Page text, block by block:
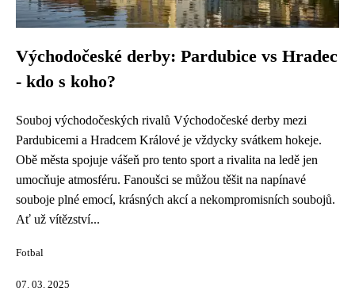
Východočeské derby: Pardubice vs Hradec
- kdo s koho?
Souboj východočeských rivalů Východočeské derby mezi
Pardubicemi a Hradcem Králové je vždycky svátkem hokeje.
Obě města spojuje vášeň pro tento sport a rivalita na ledě jen
umocňuje atmosféru. Fanoušci se můžou těšit na napínavé
souboje plné emocí, krásných akcí a nekompromisních soubojů.
Ať už vítězství...
Fotbal
07. 03. 2025